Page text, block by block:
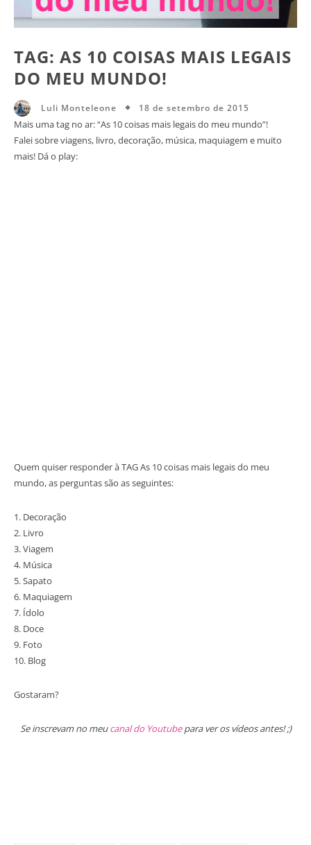
TAG: AS 10 COISAS MAIS LEGAIS
DO MEU MUNDO!
Luli Monteleone 18 de setembro de 2015
Mais uma tag no ar: “As 10 coisas mais legais do meu mundo”!
Falei sobre viagens, livro, decoração, música, maquiagem e muito
mais! Dá o play:
Quem quiser responder à TAG As 10 coisas mais legais do meu
mundo, as perguntas são as seguintes:
1. Decoração
2. Livro
3. Viagem
4. Música
5. Sapato
6. Maquiagem
7. Ídolo
8. Doce
9. Foto
10. Blog
Gostaram?
Se inscrevam no meucanal do Youtubepara ver os vídeos antes! ;)